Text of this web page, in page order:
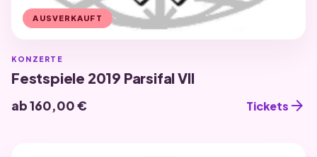
AUSVERKAUFT
KONZERTE
Festspiele 2019 Parsifal VII
ab 160,00 € Tickets arrow_forward